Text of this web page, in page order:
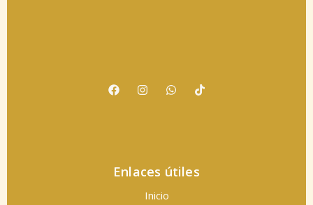
Enlaces útiles
Inicio